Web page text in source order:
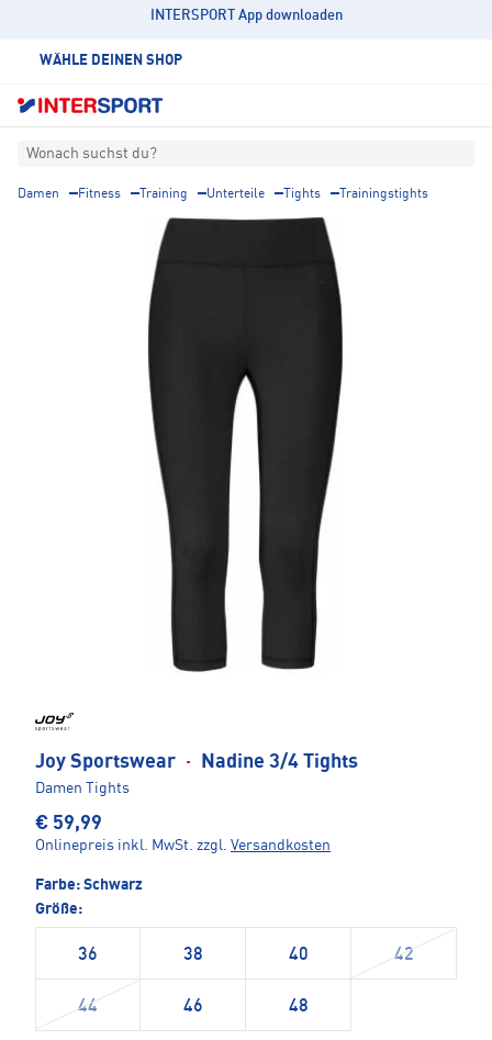
INTERSPORT App downloaden
WÄHLE DEINEN SHOP
Wonach suchst du?
Damen Fitness Training Unterteile Tights Trainingstights
Joy Sportswear · Nadine 3/4 Tights
Damen Tights
€ 59,99
Onlinepreis inkl. MwSt. zzgl. Versandkosten
Farbe: Schwarz
Größe:
36 38 40 42
44 46 48